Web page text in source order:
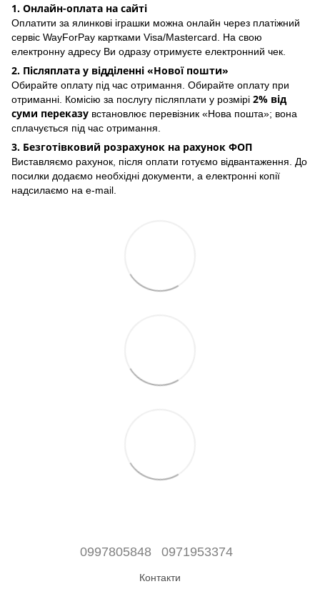
1. Онлайн-оплата на сайті
Оплатити за ялинкові іграшки можна онлайн через платіжний
сервіс WayForPay картками Visa/Mastercard. На свою
електронну адресу Ви одразу отримуєте електронний чек.
2. Післяплата у відділенні «Нової пошти»
Обирайте оплату під час отримання. Обирайте оплату при
отриманні. Комісію за послугу післяплати у розмірі 2% від
суми переказу встановлює перевізник «Нова пошта»; вона
сплачується під час отримання.
3. Безготівковий розрахунок на рахунок ФОП
Виставляємо рахунок, після оплати готуємо відвантаження. До
посилки додаємо необхідні документи, а електронні копії
надсилаємо на e-mail.
0997805848 0971953374
Контакти